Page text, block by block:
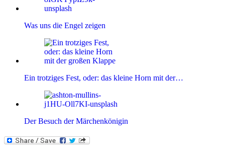
Was uns die Engel zeigen
Ein trotziges Fest, oder: das kleine Horn mit der…
Der Besuch der Märchenkönigin